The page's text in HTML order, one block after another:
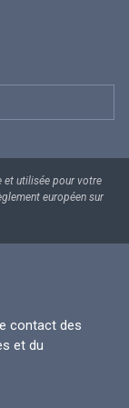
et utilisée pour votre
européen sur
contact des
et du